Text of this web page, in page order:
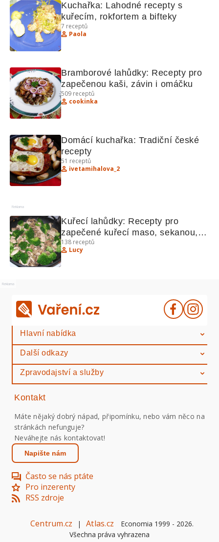
Kuchařka: Lahodné recepty s
kuřecím, rokfortem a bifteky
7 receptů
Paola
Bramborové lahůdky: Recepty pro
zapečenou kaši, závin i omáčku
509 receptů
cookinka
Domácí kuchařka: Tradiční české
recepty
51 receptů
ivetamihalova_2
Reklama
Kuřecí lahůdky: Recepty pro
zapečené kuřecí maso, sekanou,
bramboráčky, česnečku a ovesné
placky
138 receptů
Lucy
Reklama
Hlavní nabídka
Další odkazy
Zpravodajství a služby
Kontakt
Máte nějaký dobrý nápad, připomínku, nebo vám něco na
stránkách nefunguje?
Neváhejte nás kontaktovat!
Napište nám
Často se nás ptáte
Pro inzerenty
RSS zdroje
Centrum.cz | Atlas.cz Economia 1999 - 2026.
Všechna práva vyhrazena